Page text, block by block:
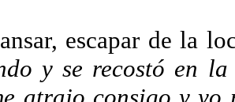
escapar de la
y se recostó en